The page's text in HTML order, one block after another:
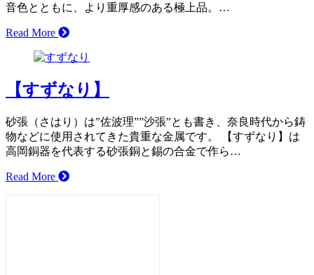
音色とともに、より重厚感のある極上品。…
Read More
【すずなり】
砂張（さはり）は”佐波理””沙張”とも書き、奈良時代から鋳
物などに使用されてきた貴重な金属です。 【すずなり】は
高岡銅器を代表する砂張銅と錫の合金で作ら…
Read More